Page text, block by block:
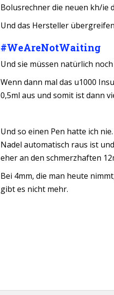
Bolusrechner die neuen kh/ie
Und das Hersteller
#WeAreNotWaiting
Und sie müssen natürlich
Wenn dann mal das u1000
0,5ml aus und somit ist dann
Und so einen Pen hatte ich
Nadel automatisch raus ist
eher an den schmerzhaften
Bei 4mm, die man heute
gibt es nicht mehr.